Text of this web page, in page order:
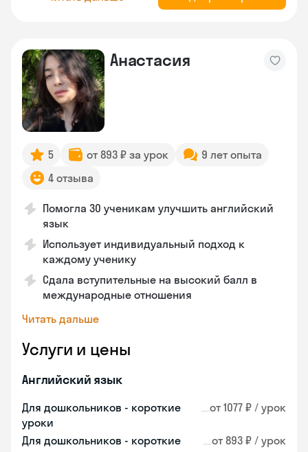
Анастасия
5 от 893 ₽ за урок
9 лет опыта
4 отзыва
Помогла 30 ученикам улучшить английский
язык
Использует индивидуальный подход к
каждому ученику
Сдала вступительные на высокий балл в
международные отношения
Читать дальше
Услуги и цены
Английский язык
Для дошкольников - короткие
уроки
от 1077 ₽ / урок
Для дошкольников - короткие
от 893 ₽ / урок